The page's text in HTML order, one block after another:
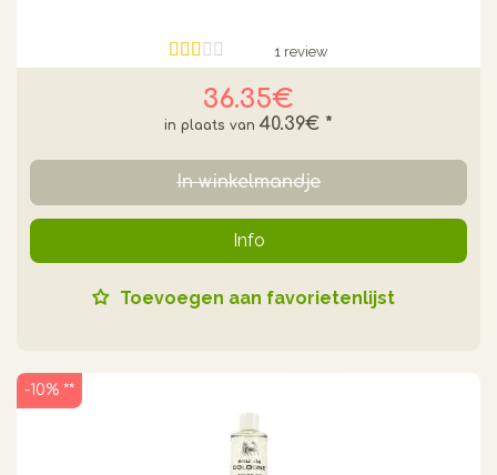
1 review
36.35€
40.39€ *
In winkelmandje
Info
Toevoegen aan favorietenlijst
-10% **